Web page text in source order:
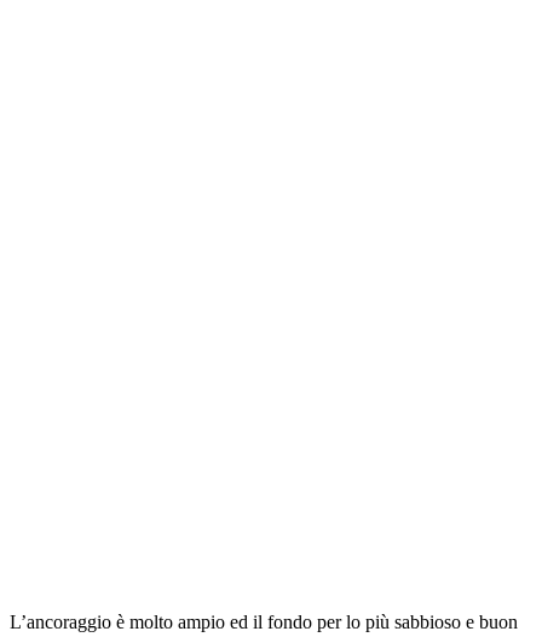
L’ancoraggio è molto ampio ed il fondo per lo più sabbioso e buon